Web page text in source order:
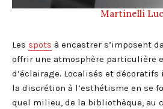
Martinelli
Les spots à encastrer s’imposent
offrir une atmosphère particulière
d’éclairage. Localisés et
la discrétion à l’esthétisme en se
quel milieu, de la bibliothèque, au